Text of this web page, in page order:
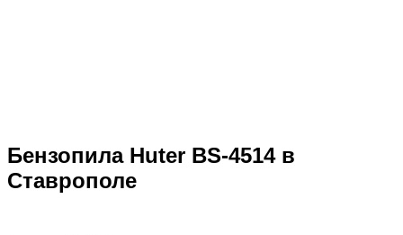
Бензопила Huter BS-4514 в
Ставрополе